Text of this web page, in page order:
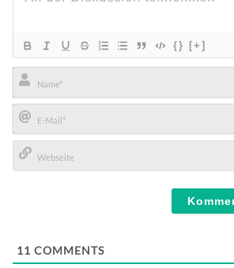
{} [+]
Name*
E-
Mail*
11 COMMENTS